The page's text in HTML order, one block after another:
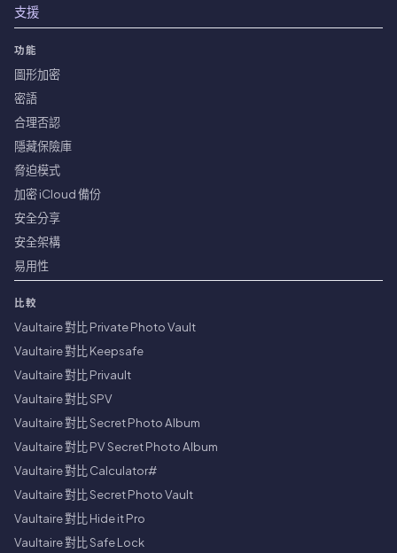
支援
功能
圖形加密
密語
合理否認
隱藏保險庫
脅迫模式
加密 iCloud 備份
安全分享
安全架構
易用性
比較
Vaultaire 對比 Private Photo Vault
Vaultaire 對比 Keepsafe
Vaultaire 對比 Privault
Vaultaire 對比 SPV
Vaultaire 對比 Secret Photo Album
Vaultaire 對比 PV Secret Photo Album
Vaultaire 對比 Calculator#
Vaultaire 對比 Secret Photo Vault
Vaultaire 對比 Hide it Pro
Vaultaire 對比 Safe Lock